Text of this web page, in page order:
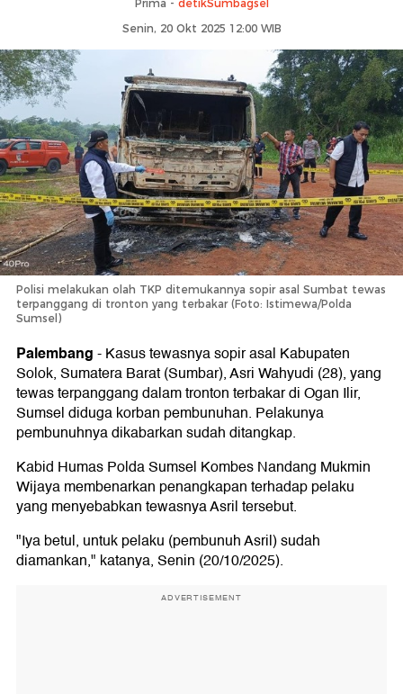
Prima - detikSumbagsel
Senin, 20 Okt 2025 12:00 WIB
Polisi melakukan olah TKP ditemukannya sopir asal Sumbat tewas
terpanggang di tronton yang terbakar (Foto: Istimewa/Polda
Sumsel)
Palembang-Kasus tewasnya sopir asal Kabupaten
Solok, Sumatera Barat (Sumbar), Asri Wahyudi (28), yang
tewas terpanggang dalam tronton terbakar di Ogan Ilir,
Sumsel diduga korban pembunuhan. Pelakunya
pembunuhnya dikabarkan sudah ditangkap.
Kabid Humas Polda Sumsel Kombes Nandang Mukmin
Wijaya membenarkan penangkapan terhadap pelaku
yang menyebabkan tewasnya Asril tersebut.
"Iya betul, untuk pelaku (pembunuh Asril) sudah
diamankan," katanya, Senin (20/10/2025).
ADVERTISEMENT